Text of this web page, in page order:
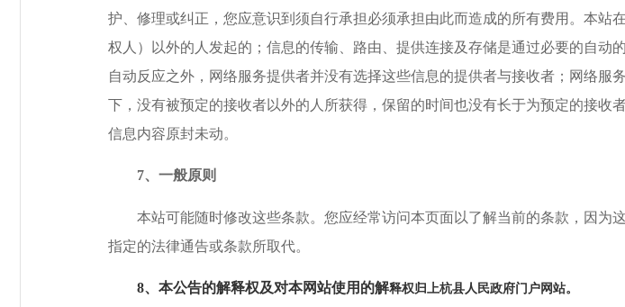
护、修理或纠正，您应意识到须自行承担必须承担由此而造成的所有费用。本
权人）以外的人发起的；信息的传输、路由、提供连接及存储是通过必要的自
自动反应之外，网络服务提供者并没有选择这些信息的提供者与接收者；网络
下，没有被预定的接收者以外的人所获得，保留的时间也没有长于为预定的接
信息内容原封未动。
7、一般原则
本站可能随时修改这些条款。您应经常访问本页面以了解当前的条款，因为
指定的法律通告或条款所取代。
8、本公告的解释权及对本网站使用的解释权归上杭县人民政府门户网站。